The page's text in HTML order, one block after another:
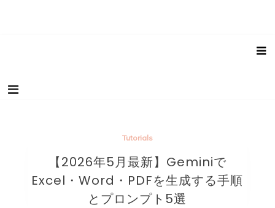
Tutorials
【2026年5月最新】Geminiで
Excel・Word・PDFを生成する手順
とプロンプト5選